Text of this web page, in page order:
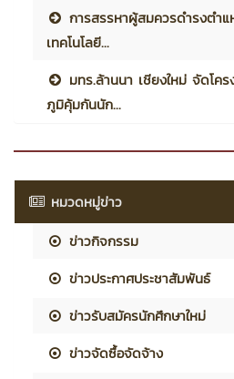
การสรรหาผู้สมควรดำรงตำ
เทคโนโลยี...
มทร.ล้านนา เชียงใหม่ จัดโค
ภูมิคุ้มกันนัก...
หมวดหมู่ข่าว
ข่าวกิจกรรม
ข่าวประกาศประชาสัมพันธ์
ข่าวรับสมัครนักศึกษาใหม่
ข่าวจัดซื้อจัดจ้าง